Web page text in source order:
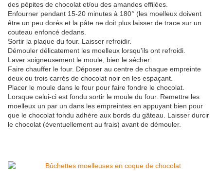
des pépites de chocolat et/ou des amandes effilées.
Enfourner pendant 15-20 minutes à 180° (les moelleux doivent
être un peu dorés et la pâte ne doit plus laisser de trace sur un
couteau enfoncé dedans.
Sortir la plaque du four. Laisser refroidir.
Démouler délicatement les moelleux lorsqu'ils ont refroidi.
Laver soigneusement le moule, bien le sécher.
Faire chauffer le four. Déposer au centre de chaque empreinte
deux ou trois carrés de chocolat noir en les espaçant.
Placer le moule dans le four pour faire fondre le chocolat.
Lorsque celui-ci est fondu sortir le moule du four. Remettre les
moelleux un par un dans les empreintes en appuyant bien pour
que le chocolat fondu adhère aux bords du gâteau. Laisser durcir
le chocolat (éventuellement au frais) avant de démouler.